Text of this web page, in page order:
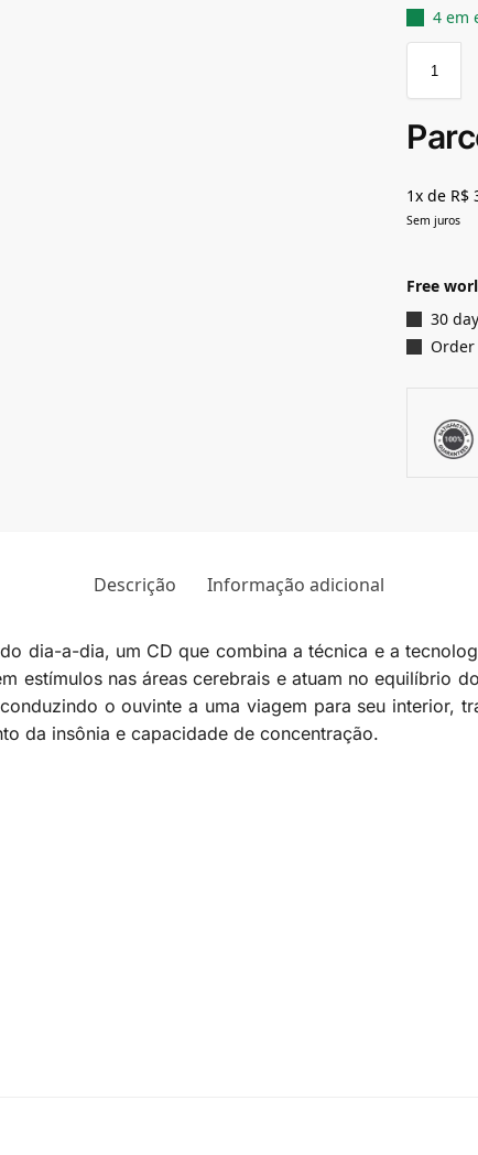
4 em
1x de R$
Sem juros
Free
30
Order
Descrição Informação adicional
dia-a-dia, um CD que combina a técnica e a
estímulos nas áreas cerebrais e atuam no equilíbrio
o ouvinte a uma viagem para seu interior,
da insônia e capacidade de concentração.